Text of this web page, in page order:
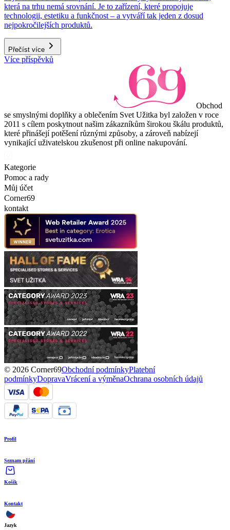
která na trhu nemá srovnání. Je to zařízení, které propojuje
technologii, estetiku a funkčnost – a vytváří tak jeden z dosud
nejpokročilejších produktů.
Přečíst více
Více příspěvků
Obchod
se smyslnými doplňky a oblečením Svet Užitka byl založen v roce
2011 s cílem poskytnout našim zákazníkům širokou škálu produktů,
které přinášejí potěšení různými způsoby, a zároveň nabízejí
vynikající uživatelskou zkušenost při online nakupování.
Kategorie
Pomoc a rady
Můj účet
Corner69
kontakt
© 2026 Corner69Obchodní podmínkyPlatební
podmínkyDopravaVrácení a výměnaOchrana osobních údajů
Profil
Seznam přání
Košík
Kontakt
Jazyk